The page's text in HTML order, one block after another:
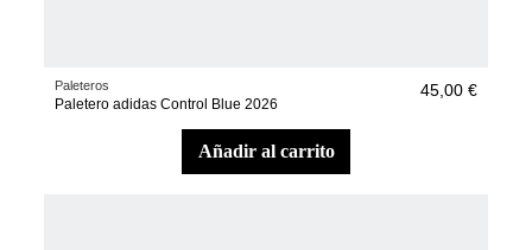
Paleteros
Paletero adidas Control Blue 2026
45,00 €
añadir al carrito